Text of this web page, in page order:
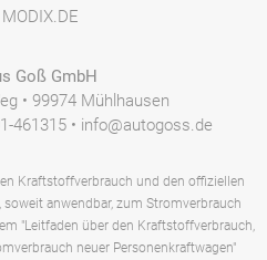
Goß GmbH
• 99974 Mühlhausen
461315 • info@autogoss.de
Kraftstoffverbrauch und den offiziellen
anwendbar, zum Stromverbrauch
"Leitfaden über den Kraftstoffverbrauch,
neuer Personenkraftwagen"